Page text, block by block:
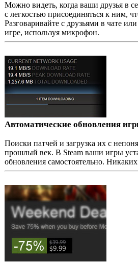
Можно видеть, когда ваши друзья в
с легкостью присоединяться к ним,
Разговаривайте с друзьями в чате
игре, используя микрофон.
Автоматические обновления
Поиски патчей и загрузка их с
прошлый век. В Steam ваши игры
обновления самостоятельно.